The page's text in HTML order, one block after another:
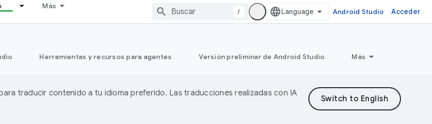
Más
/ Android Studio Acceder
Herramientas y recursos para agentes Versión preliminar de Android Studio Más
traducir contenido a tu idioma preferido. Las traducciones realizadas con IA